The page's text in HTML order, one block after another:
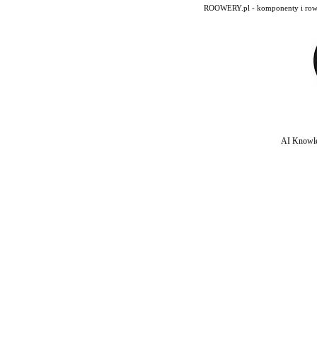
ROOWERY.pl - komponenty i
AI